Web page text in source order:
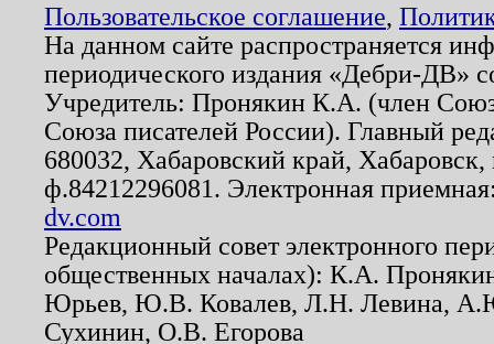
Пользовательское соглашение,
На данном сайте распространяется
периодического издания «Дебри-ДВ»
Учредитель: Пронякин К.А. (член
Союза писателей России). Главный
680032, Хабаровский край,
ф.84212296081. Электронная
dv.com
Редакционный совет электронного
общественных началах): К.А.
Юрьев, Ю.В. Ковалев, Л.Н. Левина,
Сухинин, О.В. Егорова